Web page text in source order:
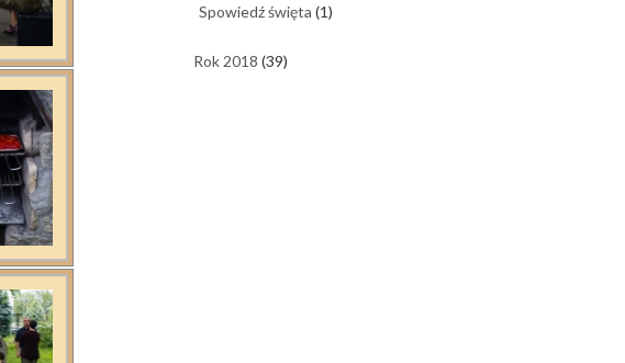
Spowiedź święta (1)
Rok 2018 (39)